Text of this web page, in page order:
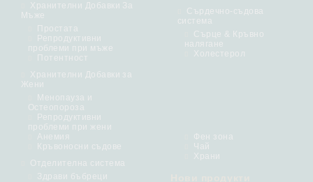
Хранителни Добавки За
Мъже
Простата
Репродуктивни
проблеми при мъже
Потентност
Хранителни Добавки за
Жени
Менопауза и
Остеопороза
Репродуктивни
проблеми при жени
Сърдечно-съдова
система
Сърце & Кръвно
налягане
Холестерол
Анемия
Кръвоносни съдове
Отделителна система
Здрави бъбреци
Фен зона
Чай
Храни